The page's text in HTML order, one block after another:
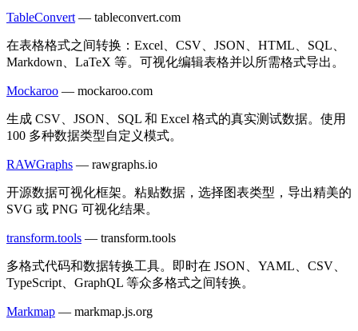
TableConvert — tableconvert.com
在表格格式之间转换：Excel、CSV、JSON、HTML、SQL、
Markdown、LaTeX 等。可视化编辑表格并以所需格式导出。
Mockaroo — mockaroo.com
生成 CSV、JSON、SQL 和 Excel 格式的真实测试数据。使用
100 多种数据类型自定义模式。
RAWGraphs — rawgraphs.io
开源数据可视化框架。粘贴数据，选择图表类型，导出精美的
SVG 或 PNG 可视化结果。
transform.tools — transform.tools
多格式代码和数据转换工具。即时在 JSON、YAML、CSV、
TypeScript、GraphQL 等众多格式之间转换。
Markmap — markmap.js.org